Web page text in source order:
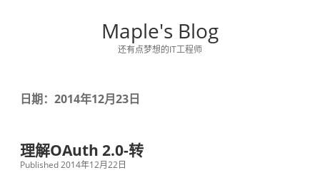
Maple's Blog
还有点梦想的IT工程师
日期：2014年12月23日
理解OAuth 2.0-转
Published 2014年12月22日